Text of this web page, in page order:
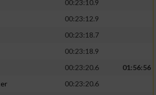
00:23:10.9
00:23:12.9
00:23:18.7
00:23:18.9
00:23:20.6
01:56:56
00:23:20.6